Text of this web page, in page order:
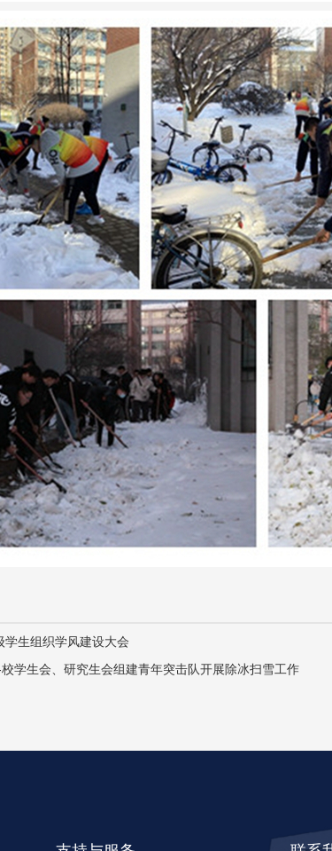
学生组织学风建设大会
学生会、研究生会组建青年突击队开展除冰扫雪工作